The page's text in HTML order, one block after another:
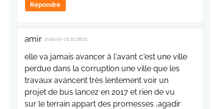
Répondre
amir 2025-07-23 10:38:01
elle va jamais avancer à l'avant c'est une ville
perdue dans la corruption une ville que les
travaux avancent très lentement voir un
projet de bus lancez en 2017 et rien de vu
sur le terrain appart des promesses ,agadir